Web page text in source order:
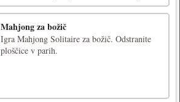
Mahjong za božič
Igra Mahjong Solitaire za božič. Odstranite
ploščice v parih.